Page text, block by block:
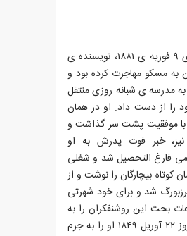
فئودور میخایلاویچ داستایوفسکی، زاده ی ۱۱ نوامبر ۱۸۲۱ و درگذشته ی ۹ فوریه ی ۱۸۸۱، نویسنده ی
به مسکو مهاجرت کرده بود و
او در ۱۸۳۴ همراه با برادرش به مدرسه ی شبانه روزی منتقل
را از دست داد. او در همان
با موفقیت پشت سر گذاشت و
ی ۱۸۳۸ وارد این دانشکده شد. در تابستان ۱۸۳۹ نیز، خبر فوت پدرش به او
ی نظامی فارغ التحصیل شد و شغلی
ی مهندسی وزارت جنگ به دست آورد. او در زمستان ۱۸۴۵ رمان کوتاه بیچارگان را نوشت و از
شد و برای خود شهرتی
بحث این روشنفکران را به
مقامات امنیتی روسیه گزارش می داد. از همین رو، پلیس مخفی در روز ۲۲ آوریل ۱۸۴۹ او را به جرم